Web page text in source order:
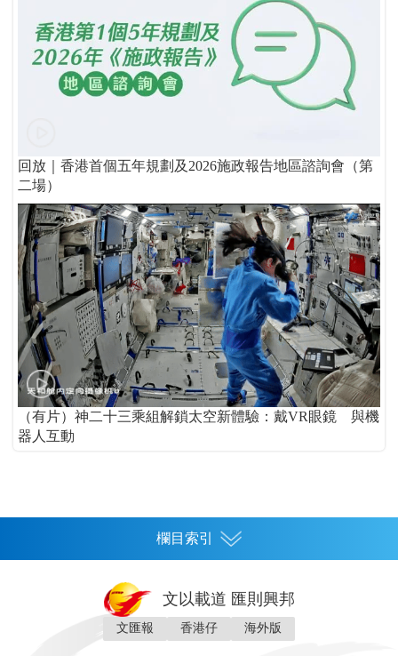
回放｜香港首個五年規劃及2026施政報告地區諮詢會（第
二場）
（有片）神二十三乘組解鎖太空新體驗：戴VR眼鏡 與機
器人互動
欄目索引
文以載道 匯則興邦
文匯報 香港仔 海外版